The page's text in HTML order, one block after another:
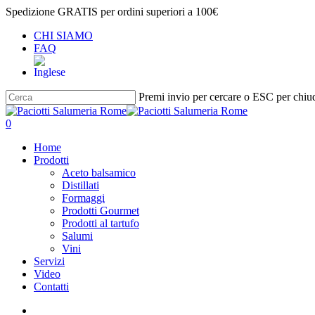
Salta
contenuto
principale
Spedizione GRATIS per ordini superiori a 100€
CHI SIAMO
FAQ
Premi invio per cercare o ESC per
Chiudi
ricerca
cerca
account
0
Home
Prodotti
Aceto balsamico
Distillati
Formaggi
Prodotti Gourmet
Prodotti al tartufo
Salumi
Vini
Servizi
Video
Contatti